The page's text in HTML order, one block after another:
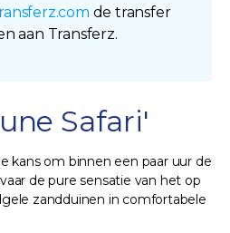
de transfer
aan Transferz.
Safari'
kans om binnen een paar uur de
de pure sensatie van het op
zandduinen in comfortabele